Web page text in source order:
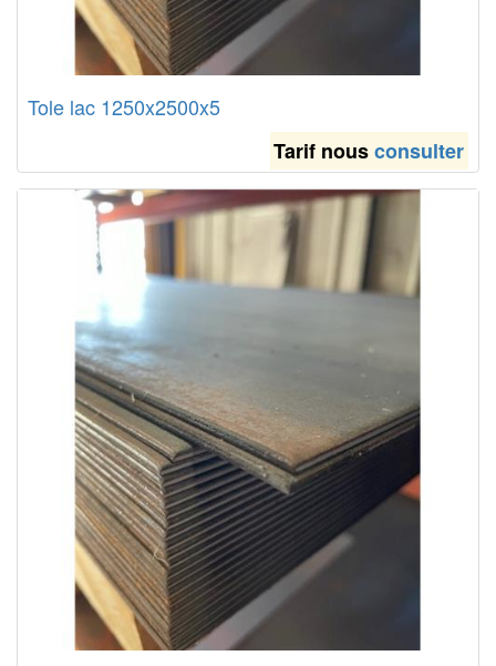
Tole lac 1250x2500x5
Tarif nousconsulter